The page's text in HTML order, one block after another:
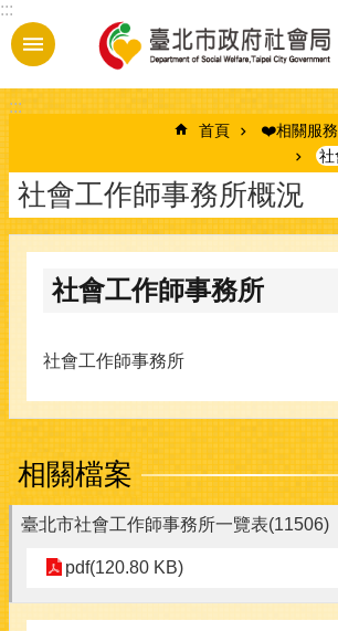
跳到主要內容區塊
:::
:::
首頁 ❤️相關服務
社
社會工作師事務所概況
社會工作師事務所
社會工作師事務所
相關檔案
臺北市社會工作師事務所一覽表(11506)
pdf(120.80 KB)